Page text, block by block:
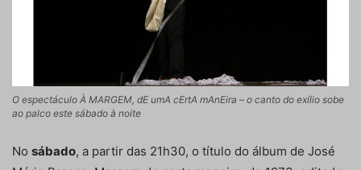
O espectáculo À MARGEM, dE umA cErtA mAnEira – o canto do exílio sobe
ao palco este sábado à noite
No sábado, a partir das 21h30, o título do álbum de José